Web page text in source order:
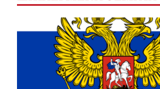
ΥΓΕΙΑ
Πρώτα έκοψαν την
έπεσε το ταβάνι!
5 Αυγ 2026, 08:01